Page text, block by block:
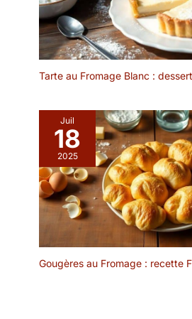
savon.
plates
dans
les
【
Four】
assiettes
sont
danger
ondes et
vaisselle.
votre
Cet
en
Tarte au Fromage Blanc :
Juil
18
2025
Gougères au Fromage : recette